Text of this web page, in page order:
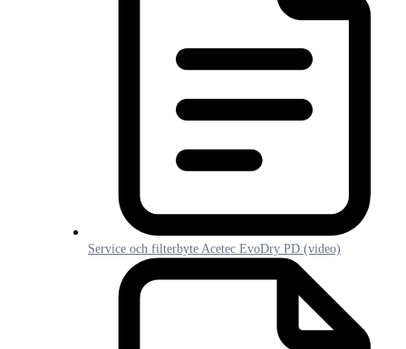
Service och filterbyte Acetec EvoDry PD (video)